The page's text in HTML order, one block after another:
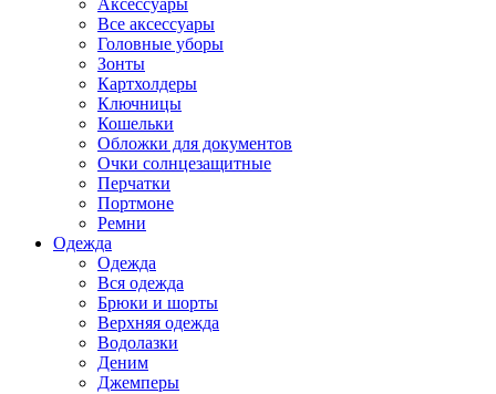
Аксессуары
Все аксессуары
Головные уборы
Зонты
Картхолдеры
Ключницы
Кошельки
Обложки для документов
Очки солнцезащитные
Перчатки
Портмоне
Ремни
Одежда
Одежда
Вся одежда
Брюки и шорты
Верхняя одежда
Водолазки
Деним
Джемперы